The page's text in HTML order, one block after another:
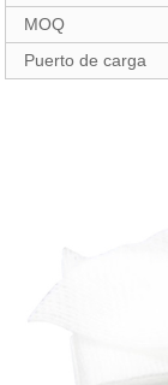
MOQ
Puerto de carga